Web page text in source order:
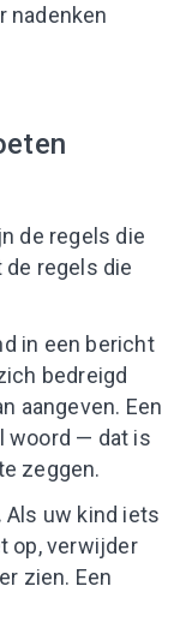
nadenken
de regels die
regels die
in een bericht
bedreigd
aangeven. Een
woord — dat is
zeggen.
Als uw kind iets
op, verwijder
zien. Een